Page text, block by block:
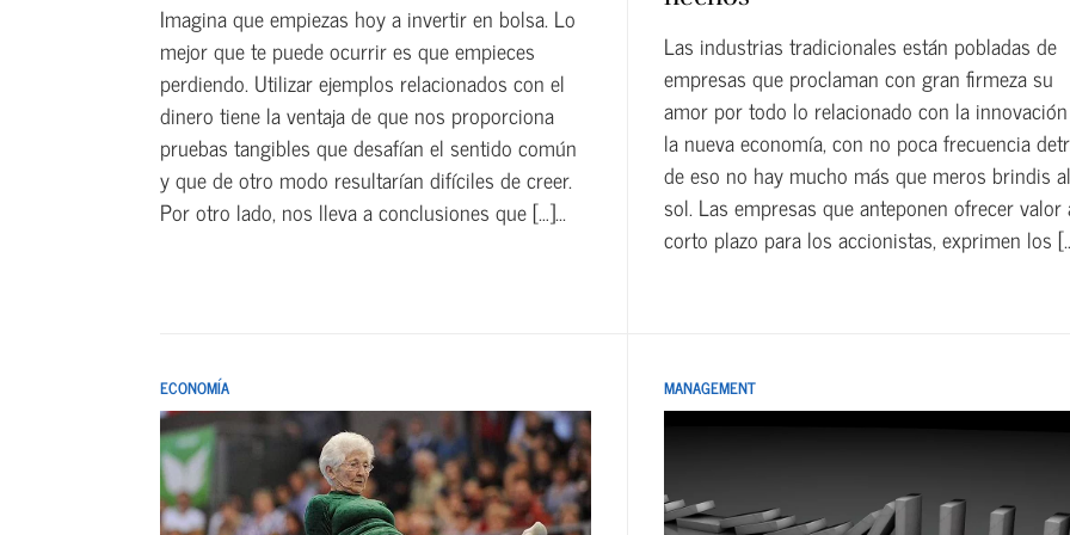
Imagina que empiezas hoy a invertir en bolsa. Lo
mejor que te puede ocurrir es que empieces
perdiendo. Utilizar ejemplos relacionados con el
dinero tiene la ventaja de que nos proporciona
pruebas tangibles que desafían el sentido común
y que de otro modo resultarían difíciles de creer.
Por otro lado, nos lleva a conclusiones que […]...
Las industrias tradicionales están pobladas de
empresas que proclaman con gran firmeza su
amor por todo lo relacionado con la
la nueva economía, con no poca frecuencia
de eso no hay mucho más que meros brindis al
sol. Las empresas que anteponen ofrecer valor
corto plazo para los accionistas, exprimen los
ECONOMÍA MANAGEMENT